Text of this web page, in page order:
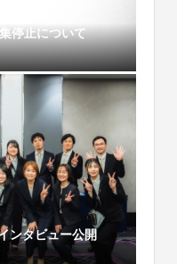
停止について
ンタビュー公開